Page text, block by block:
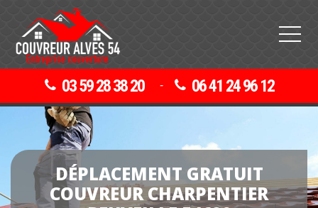
03 59 28 38 20 - 06 41 24 96 12
DÉPLACEMENT GRATUIT
COUVREUR CHARPENTIER